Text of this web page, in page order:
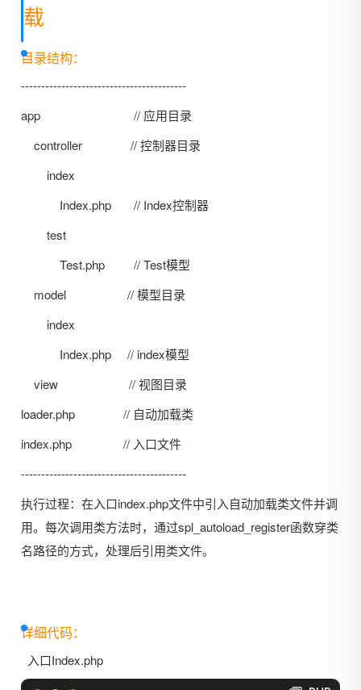
载
目录结构：
-----------------------------------------
app // 应用目录
controller // 控制器目录
index
Index.php // Index控制器
test
Test.php // Test模型
model // 模型目录
index
Index.php // index模型
view // 视图目录
loader.php // 自动加载类
index.php // 入口文件
-----------------------------------------
执行过程：在入口index.php文件中引入自动加载类文件并调
用。每次调用类方法时，通过spl_autoload_register函数穿类
名路径的方式，处理后引用类文件。
详细代码：
入口Index.php